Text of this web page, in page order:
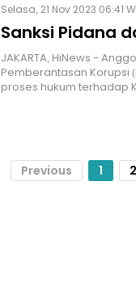
Selasa, 21 Nov 2023 06:41
Sanksi Pidana
JAKARTA, HiNews -
Pemberantasan Korupsi
proses hukum terhadap
Previous 1 2